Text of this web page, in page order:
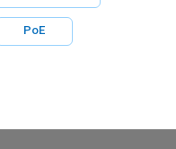
PoE